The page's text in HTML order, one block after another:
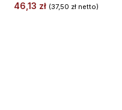
46,13 zł (37,50 zł netto)